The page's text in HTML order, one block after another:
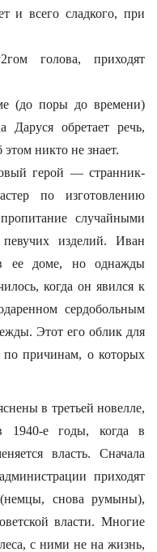
и всего сладкого, при
голова, приходят
(до поры до времени)
Даруся обретает речь,
никто не знает.
герой — странник-
по изготовлению
случайными
изделий. Иван
ее доме, но однажды
когда он явился к
сердобольным
Этот его облик для
причинам, о которых
в третьей новелле,
1940-е годы, когда в
власть. Сначала
приходят
снова румыны),
власти. Многие
с ними не на жизнь,